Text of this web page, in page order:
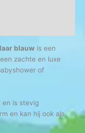
blauw is een
zachte en luxe
of
en is stevig
en kan hij ook als